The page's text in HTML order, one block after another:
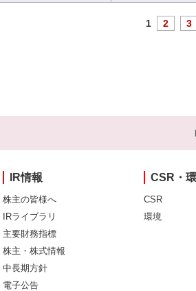
1 2 3
IR情報
株主の皆様へ
IRライブラリ
主要財務指標
株主・株式情報
中長期方針
電子公告
CSR・
CSR
環境